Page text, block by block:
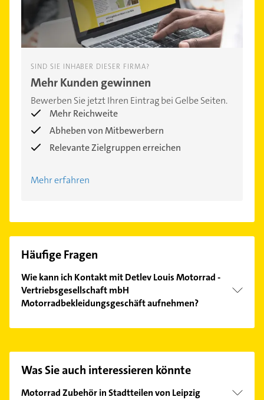
SIND SIE INHABER DIESER FIRMA?
Mehr Kunden gewinnen
Bewerben Sie jetzt Ihren Eintrag bei Gelbe Seiten.
Mehr Reichweite
Abheben von Mitbewerbern
Relevante Zielgruppen erreichen
Mehr erfahren
Häufige Fragen
Wie kann ich Kontakt mit Detlev Louis Motorrad -
Vertriebsgesellschaft mbH
Motorradbekleidungsgeschäft aufnehmen?
Motorradbekleidungsgeschäft aufzunehmen.
Adresse oder Mail in unserem Kontaktdaten-Bereich
auswählen. Hier finden Sie alle
Kontaktdaten
Was Sie auch interessieren könnte
Motorrad Zubehör in Stadtteilen von Leipzig